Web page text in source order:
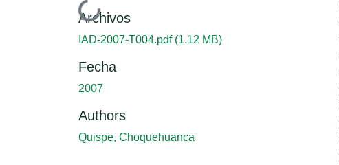
Cargando...
Archivos
IAD-2007-T004.pdf (1.12 MB)
Fecha
2007
Authors
Quispe, Choquehuanca